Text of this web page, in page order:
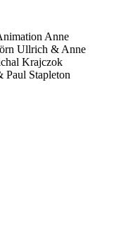
Anne
Ullrich & Anne
Krajczok
Paul Stapleton